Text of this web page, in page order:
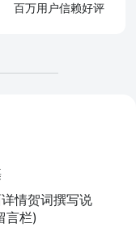
百万用户信赖好评
情贺词撰写说
言栏)